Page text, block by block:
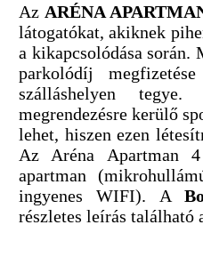
Az ARÉNA
látogatókat, akiknek
a kikapcsolódása
parkolódíj
szálláshelyen tegye.
megrendezésre kerülő
lehet, hiszen ezen
Az Aréna Apartman
apartman
ingyenes WIFI). A
részletes leírás található